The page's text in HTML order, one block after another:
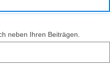
neben Ihren Beiträgen.